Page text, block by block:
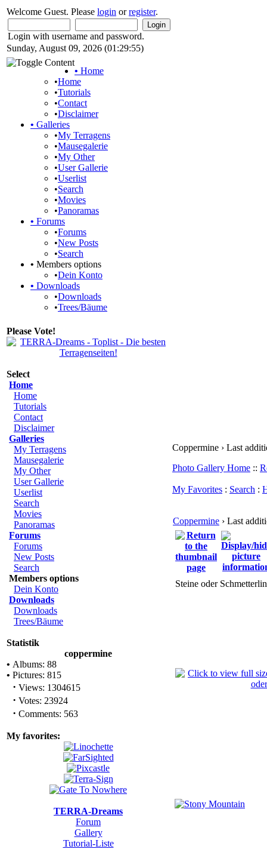
Welcome Guest. Please login orregister.
Login with username and password.
Sunday, August 09, 2026 (01:29:55)
• Home
•Home
•Tutorials
•Contact
•Disclaimer
• Galleries
•My Terragens
•Mausegalerie
•My Other
•User Gallerie
•Userlist
•Search
•Movies
•Panoramas
• Forums
•Forums
•New Posts
•Search
• Members options
•Dein Konto
• Downloads
•Downloads
•Trees/Bäume
Please Vote!
Select
Home
Home
Tutorials
Contact
Disclaimer
Galleries
My Terragens
Mausegalerie
My Other
User Gallerie
Userlist
Search
Movies
Panoramas
Forums
Forums
New Posts
Search
Members options
Dein Konto
Downloads
Downloads
Trees/Bäume
Statistik
coppermine
• Albums: 88
• Pictures: 815
· Views: 1304615
· Votes: 23924
· Comments: 563
My favorites:
TERRA-Dreams
Forum
Gallery
Tutorial-Liste
Coppermine › Last
Photo Gallery Home ::
My Favorites : Search :
Coppermine › Last
Steine oder